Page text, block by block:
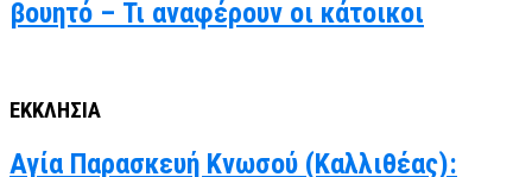
βουητό – Τι αναφέρουν οι κάτοικοι
ΕΚΚΛΗΣΙΑ
Αγία Παρασκευή Κνωσού (Καλλιθέας):